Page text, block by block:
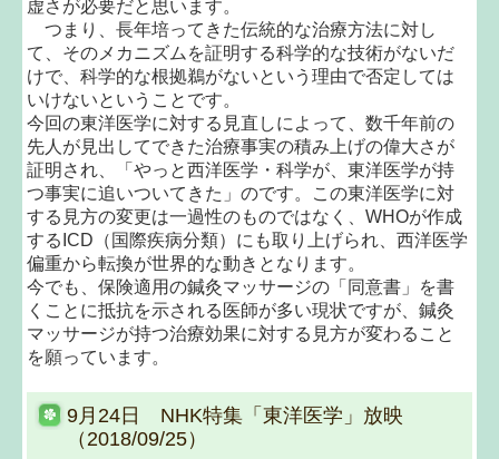
虚さが必要だと思います。
つまり、長年培ってきた伝統的な治療方法に対し
て、そのメカニズムを証明する科学的な技術がないだ
けで、科学的な根拠鵜がないという理由で否定しては
いけないということです。
今回の東洋医学に対する見直しによって、数千年前の
先人が見出してできた治療事実の積み上げの偉大さが
証明され、「やっと西洋医学・科学が、東洋医学が持
つ事実に追いついてきた」のです。この東洋医学に対
する見方の変更は一過性のものではなく、WHOが作成
するICD（国際疾病分類）にも取り上げられ、西洋医学
偏重から転換が世界的な動きとなります。
今でも、保険適用の鍼灸マッサージの「同意書」を書
くことに抵抗を示される医師が多い現状ですが、鍼灸
マッサージが持つ治療効果に対する見方が変わること
を願っています。
9月24日 NHK特集「東洋医学」放映
（2018/09/25）